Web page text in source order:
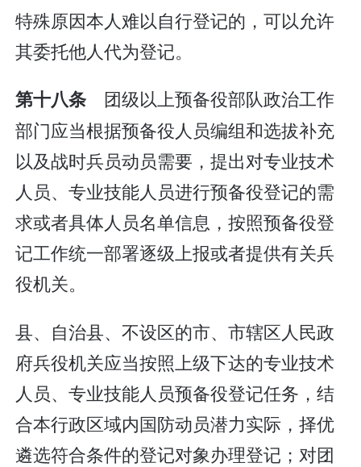
特殊原因本人难以自行登记的，可以允许
其委托他人代为登记。
第十八条 团级以上预备役部队政治工作
部门应当根据预备役人员编组和选拔补充
以及战时兵员动员需要，提出对专业技术
人员、专业技能人员进行预备役登记的需
求或者具体人员名单信息，按照预备役登
记工作统一部署逐级上报或者提供有关兵
役机关。
县、自治县、不设区的市、市辖区人民政
府兵役机关应当按照上级下达的专业技术
人员、专业技能人员预备役登记任务，结
合本行政区域内国防动员潜力实际，择优
遴选符合条件的登记对象办理登记；对团